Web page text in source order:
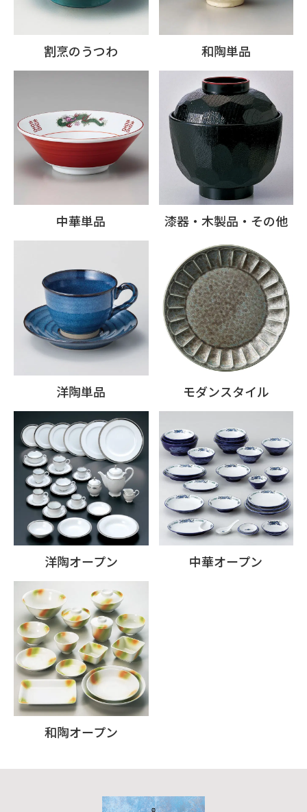
割烹のうつわ 和陶単品
中華単品 漆器・木製品・その他
洋陶単品 モダンスタイル
洋陶オープン 中華オープン
和陶オープン